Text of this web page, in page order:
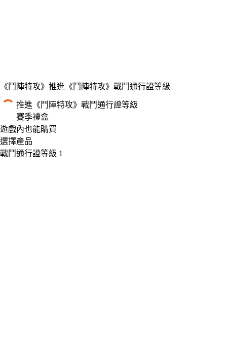
《鬥陣特攻》 推進《鬥陣特攻》戰鬥通行證等級
推進《鬥陣特攻》戰鬥通行證等級
賽季禮盒
Product Notification
遊戲內也能購買
選擇產品
戰鬥通行證等級 1